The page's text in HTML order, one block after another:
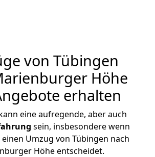
von Tübingen
Höhe
erhalten
eine aufregende, aber auch
sein, insbesondere wenn
Umzug von Tübingen nach
Höhe entscheidet.